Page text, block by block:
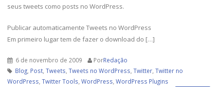
seus tweets como posts no WordPress.
Publicar automaticamente Tweets no WordPress
Em primeiro lugar tem de fazer o download do […]
6 de novembro de 2009 PorRedação
Blog, Post, Tweets, Tweets no WordPress, Twitter, Twitter no
WordPress, Twitter Tools, WordPress, WordPress Plugins